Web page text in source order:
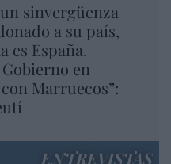
sinvergüenza
a su país,
es España.
en
Marruecos”:
ENTREVISTAS